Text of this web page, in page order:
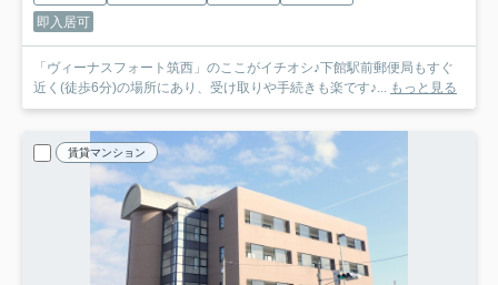
即入居可
「ヴィーナスフォート筑西」のここがイチオシ♪下館駅前郵便局もすぐ
近く(徒歩6分)の場所にあり、受け取りや手続きも楽です♪... もっと見る
賃貸マンション